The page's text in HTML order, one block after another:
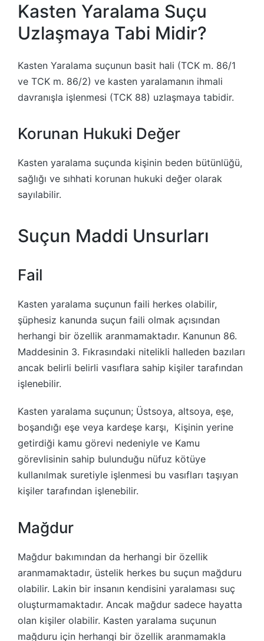
Kasten Yaralama Suçu
Uzlaşmaya Tabi Midir?
Kasten Yaralama suçunun basit hali (TCK m. 86/1
ve TCK m. 86/2) ve kasten yaralamanın ihmali
davranışla işlenmesi (TCK 88) uzlaşmaya tabidir.
Korunan Hukuki Değer
Kasten yaralama suçunda kişinin beden bütünlüğü,
sağlığı ve sıhhati korunan hukuki değer olarak
sayılabilir.
Suçun Maddi Unsurları
Fail
Kasten yaralama suçunun faili herkes olabilir,
şüphesiz kanunda suçun faili olmak açısından
herhangi bir özellik aranmamaktadır. Kanunun 86.
Maddesinin 3. Fıkrasındaki nitelikli halleden bazıları
ancak belirli belirli vasıflara sahip kişiler tarafından
işlenebilir.
Kasten yaralama suçunun; Üstsoya, altsoya, eşe,
boşandığı eşe veya kardeşe karşı, Kişinin yerine
getirdiği kamu görevi nedeniyle ve Kamu
görevlisinin sahip bulunduğu nüfuz kötüye
kullanılmak suretiyle işlenmesi bu vasıfları taşıyan
kişiler tarafından işlenebilir.
Mağdur
Mağdur bakımından da herhangi bir özellik
aranmamaktadır, üstelik herkes bu suçun mağduru
olabilir. Lakin bir insanın kendisini yaralaması suç
oluşturmamaktadır. Ancak mağdur sadece hayatta
olan kişiler olabilir. Kasten yaralama suçunun
mağduru için herhangi bir özellik aranmamakla